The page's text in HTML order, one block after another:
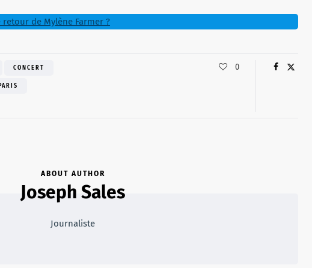
de Mylène Farmer ?
CONCERT
PARIS
0
ABOUT AUTHOR
Joseph Sales
Journaliste